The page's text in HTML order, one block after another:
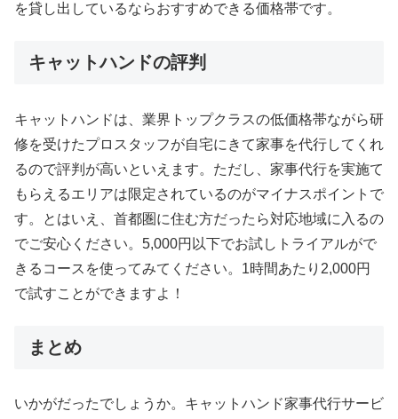
を貸し出しているならおすすめできる価格帯です。
キャットハンドの評判
キャットハンドは、業界トップクラスの低価格帯ながら研
修を受けたプロスタッフが自宅にきて家事を代行してくれ
るので評判が高いといえます。ただし、家事代行を実施て
もらえるエリアは限定されているのがマイナスポイントで
す。とはいえ、首都圏に住む方だったら対応地域に入るの
でご安心ください。5,000円以下でお試しトライアルがで
きるコースを使ってみてください。1時間あたり2,000円
で試すことができますよ！
まとめ
いかがだったでしょうか。キャットハンド家事代行サービ